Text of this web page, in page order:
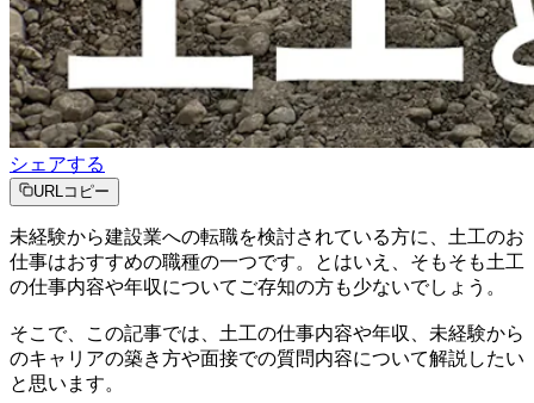
シェアする
URLコピー
未経験から建設業への転職を検討されている方に、土工のお
仕事はおすすめの職種の一つです。とはいえ、そもそも土工
の仕事内容や年収についてご存知の方も少ないでしょう。
そこで、この記事では、土工の仕事内容や年収、未経験から
のキャリアの築き方や面接での質問内容について解説したい
と思います。